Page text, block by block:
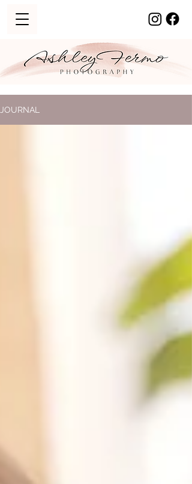
JOURNAL